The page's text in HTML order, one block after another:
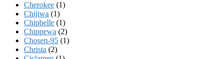
Cherokee (1)
Chijiwa (1)
Chipbelle (1)
Chippewa (2)
Chosen-95 (1)
Christa (2)